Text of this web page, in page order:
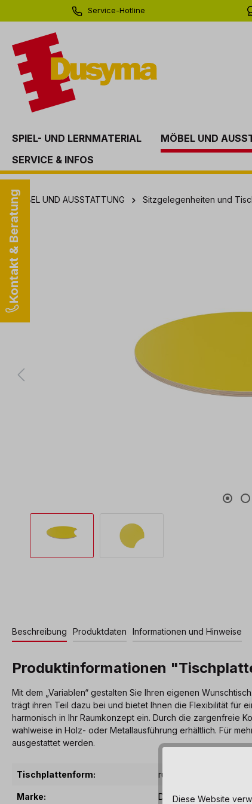
Zur Hauptnavigation springen
Service-Hotline
SPIEL- UND LERNMATERIAL MÖBEL UND
SERVICE & INFOS
Kontakt & Beratung
MÖBEL UND AUSSTATTUNG Sitzgelegenheiten und
Bildergalerie überspringen
Beschreibung Produktdaten Informationen und Hinweise
Produktinformationen
Mit dem „Variablen“ gestalten Sie Ihren eigenen
trägt ihren Teil dazu bei und bietet Ihnen die Flexibilität für
harmonisch in Ihr Raumkonzept ein. Durch die zargenfreie
wahlweise in Holz- oder Metallausführung erhältlich. Für
ausgestattet werden.
Tischplattenform: rund
Marke: DusymaDiese Website